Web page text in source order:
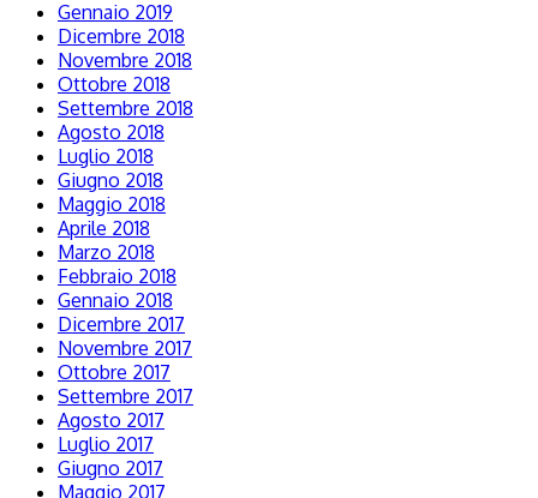
Gennaio 2019
Dicembre 2018
Novembre 2018
Ottobre 2018
Settembre 2018
Agosto 2018
Luglio 2018
Giugno 2018
Maggio 2018
Aprile 2018
Marzo 2018
Febbraio 2018
Gennaio 2018
Dicembre 2017
Novembre 2017
Ottobre 2017
Settembre 2017
Agosto 2017
Luglio 2017
Giugno 2017
Maggio 2017